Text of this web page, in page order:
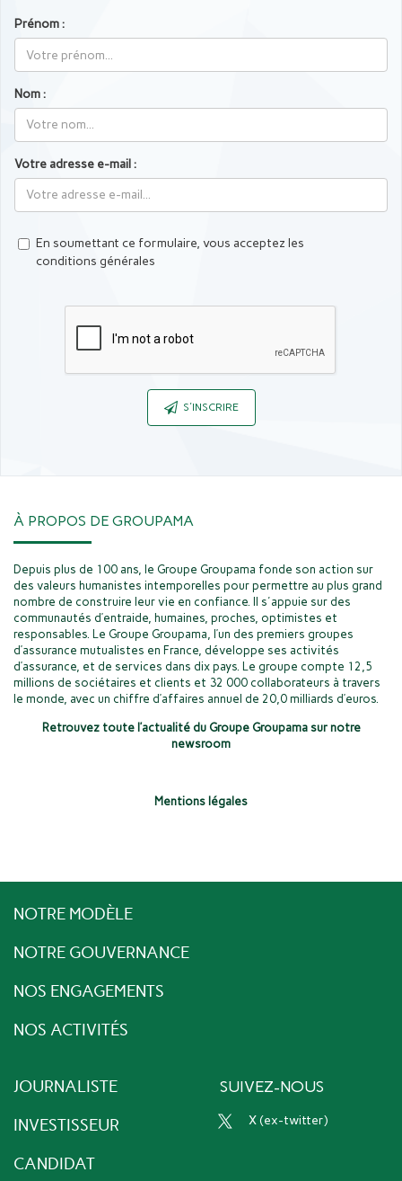
Prénom :
Nom :
Votre adresse e-mail :
En soumettant ce formulaire, vous acceptez les
conditions générales
S'INSCRIRE
À PROPOS DE GROUPAMA
Depuis plus de 100 ans, le Groupe Groupama fonde son action sur
des valeurs humanistes intemporelles pour permettre au plus grand
nombre de construire leur vie en confiance. Il s'appuie sur des
communautés d’entraide, humaines, proches, optimistes et
responsables. Le Groupe Groupama, l’un des premiers groupes
d’assurance mutualistes en France, développe ses activités
d’assurance, et de services dans dix pays. Le groupe compte 12,5
millions de sociétaires et clients et 32 000 collaborateurs à travers
le monde, avec un chiffre d’affaires annuel de 20,0 milliards d’euros.
Retrouvez toute l’actualité du Groupe Groupama sur notre
newsroom
Mentions légales
NOTRE MODÈLE
NOTRE GOUVERNANCE
NOS ENGAGEMENTS
NOS ACTIVITÉS
JOURNALISTE
INVESTISSEUR
CANDIDAT
SUIVEZ-NOUS
x (ex-twitter)